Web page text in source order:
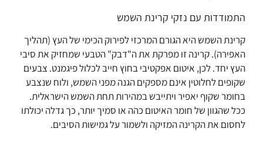
התמודדות עם נזקי קרינת השמש
קרינת השמש היא הגורם המרכזי לפירוק הכימי של העץ (תהליך
האפירה). קרינה זו מפרקת את ה"דבק" הטבעי שמחזיק את סיבי
העץ יחד. לכן, איטום אפקטיבי בחוץ חייב לכלול פיגמנט. צבעים
שקופים לחלוטין אינם מספקים הגנה מפני השמש, ולוח שנצבע
בחומר שקוף יאפיר ויתייבש במהירות תחת השמש הישראלית.
ככל שהגוון של חומר האיטום כהה או סמיך יותר, כך גדלה יכולתו
לחסום את הקרינה המזיקה ולשמור על גמישות הסיבים.